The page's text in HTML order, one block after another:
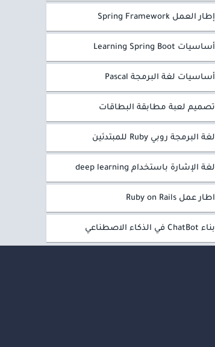
إطار العمل Spring Framework
أساسيات Learning Spring Boot
أساسيات لغة البرمجة Pascal
تصميم لعبة مطابقة البطاقات
لغة البرمجة روبي Ruby للمبتدئين
لغة الإشارة باستخدام deep learning
اطار عمل Ruby on Rails
بناء ChatBot في الذكاء الاصطناعي